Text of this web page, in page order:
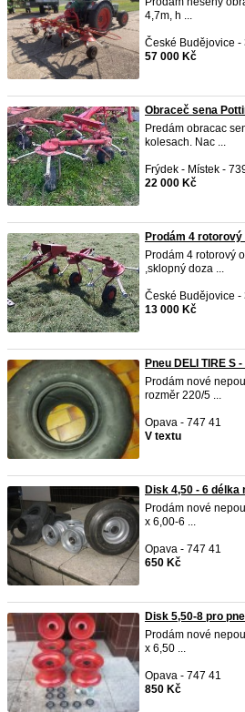
4,7m, h ...
České Budějovice -
57 000 Kč
Obraceč sena
Predám obracac
kolesach. Nac ...
Frýdek - Místek -
22 000 Kč
Prodám 4
Prodám 4 rotorový
,sklopný doza ...
České Budějovice -
13 000 Kč
Pneu DELI TIRE S
Prodám nové
rozměr 220/5 ...
Opava - 747 41
V textu
Disk 4,50 - 6 délka
Prodám nové
x 6,00-6 ...
Opava - 747 41
650 Kč
Disk 5,50-8 pro
Prodám nové
x 6,50 ...
Opava - 747 41
850 Kč